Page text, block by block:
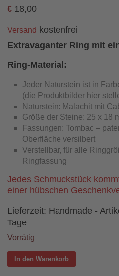
€ 18,00
Versand kostenfrei
Extravaganter Ring mit
Ring-Material:
Jeder Naturstein ist in
(die Produktbilder hier
Naturstein: Malachit mit
Größe der Steine: 25 x 18
Fassungen: Tombac –
Oberfläche versilbert
Verstellbar, für alle
Ringfassung
Jedes Schmuckstück
einer hübschen
Lieferzeit: Handmade -
Tage
Vorrätig
In den Warenkorb